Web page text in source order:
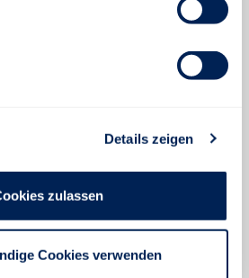
Details zeigen
zulassen
Cookies verwenden
per Post erhalten